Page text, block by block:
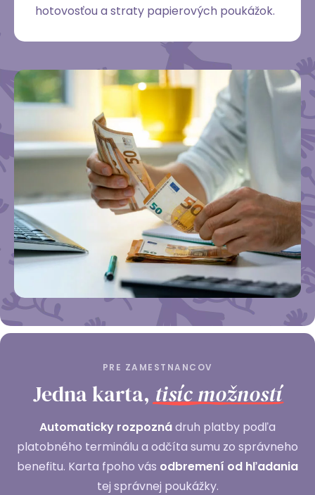
hotovosťou a straty papierových poukážok.
PRE ZAMESTNANCOV
Jedna karta,tisíc možností
Automaticky rozpoznádruh platby podľa
platobného terminálu a odčíta sumu zo správneho
benefitu. Karta fpoho vás odbremení od hľadania
tej správnej poukážky.